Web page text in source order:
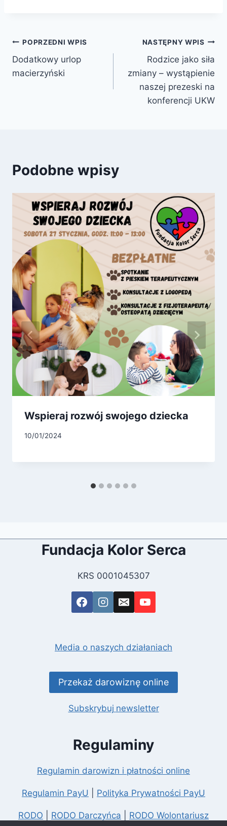
Nawigacja
wpisu
POPRZEDNI WPIS
Dodatkowy urlop
macierzyński
NASTĘPNY WPIS
Rodzice jako siła
zmiany – wystąpienie
naszej prezeski na
konferencji UKW
Podobne wpisy
Wspieraj rozwój swojego dziecka
10/01/2024
Fundacja Kolor Serca
KRS 0001045307
Media o naszych działaniach
Przekaż darowiznę online
Subskrybuj newsletter
Regulaminy
Regulamin darowizn i płatności online
Regulamin PayU Polityka Prywatności PayU
RODO RODO Darczyńca RODO Wolontariusz